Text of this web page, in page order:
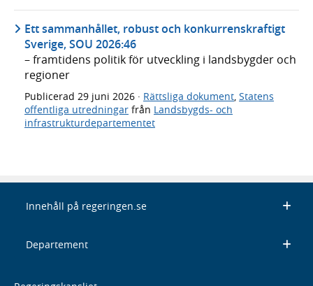
Ett sammanhållet, robust och konkurrenskraftigt
Sverige, SOU 2026:46
– framtidens politik för utveckling i landsbygder och
regioner
Publicerad 29 juni 2026 · Rättsliga dokument, Statens
offentliga utredningar från Landsbygds- och
infrastrukturdepartementet
Innehåll på regeringen.se
Departement